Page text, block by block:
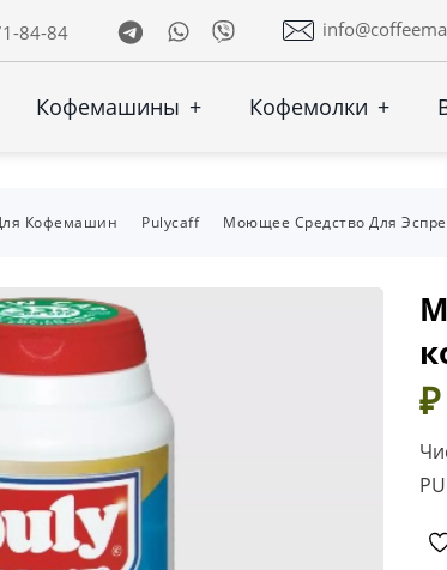
84-84 TelegramWhatsapp
Viber
Кофемашины + Кофемолки +
Кофемашин Pulycaff Моющее Средство Для